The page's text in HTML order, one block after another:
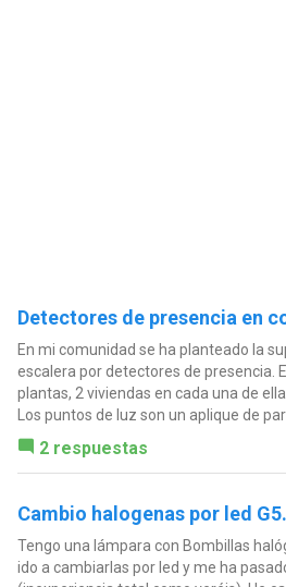
Detectores de presencia en
En mi comunidad se ha planteado la
escalera por detectores de presencia.
plantas, 2 viviendas en cada una de
Los puntos de luz son un aplique de
2 respuestas
Cambio halogenas por led
Tengo una lámpara con Bombillas
ido a cambiarlas por led y me ha